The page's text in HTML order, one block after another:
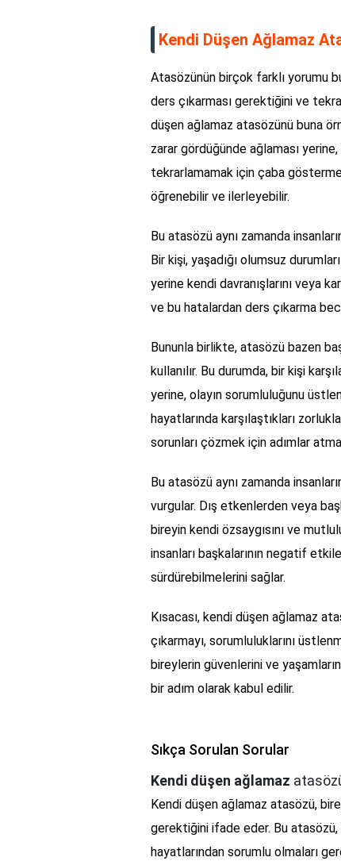
Kendi Düşen Ağlamaz
Atasözünün birçok farklı yorumu
ders çıkarması gerektiğini ve
düşen ağlamaz atasözünü buna
zarar gördüğünde ağlaması
tekrarlamamak için çaba
öğrenebilir ve ilerleyebilir.
Bu atasözü aynı zamanda
Bir kişi, yaşadığı olumsuz
yerine kendi davranışlarını veya
ve bu hatalardan ders çıkarma
Bununla birlikte, atasözü bazen
kullanılır. Bu durumda, bir kişi
yerine, olayın sorumluluğunu
hayatlarında karşılaştıkları
sorunları çözmek için adımlar
Bu atasözü aynı zamanda
vurgular. Dış etkenlerden veya
bireyin kendi özsaygısını ve
insanları başkalarının negatif
sürdürebilmelerini sağlar.
Kısacası, kendi düşen ağlamaz
çıkarmayı, sorumluluklarını
bireylerin güvenlerini ve
bir adım olarak kabul edilir.
Sıkça Sorulan Sorular
Kendi düşen ağlamaz
Kendi düşen ağlamaz atasözü,
gerektiğini ifade eder. Bu atasözü,
hayatlarından sorumlu olmaları